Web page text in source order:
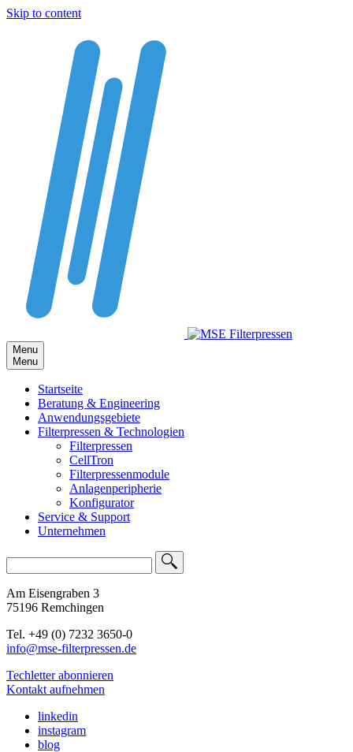
Skip to content
Menu
Menu
Startseite
Beratung & Engineering
Anwendungsgebiete
Filterpressen & Technologien
Filterpressen
CellTron
Filterpressenmodule
Anlagenperipherie
Konfigurator
Service & Support
Unternehmen
Am Eisengraben 3
75196 Remchingen
Tel. +49 (0) 7232 3650-0
info@mse-filterpressen.de
Techletter abonnieren
Kontakt aufnehmen
linkedin
instagram
blog